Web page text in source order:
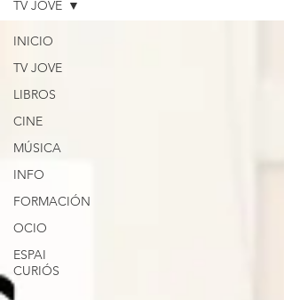
INICIO
TV JOVE
LIBROS
CINE
MÚSICA
INFO
FORMACIÓN
OCIO
ESPAI
CURIÓS
TV JOVE